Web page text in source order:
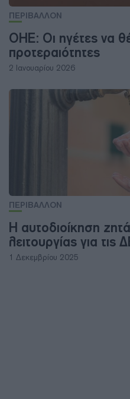
ΠΕΡΙΒΑΛΛΟΝ
ΟΗΕ: Οι ηγέτες να
προτεραιότητες
2 Ιανουαρίου 2026
ΠΕΡΙΒΑΛΛΟΝ
Η αυτοδιοίκηση
λειτουργίας για τις
1 Δεκεμβρίου 2025